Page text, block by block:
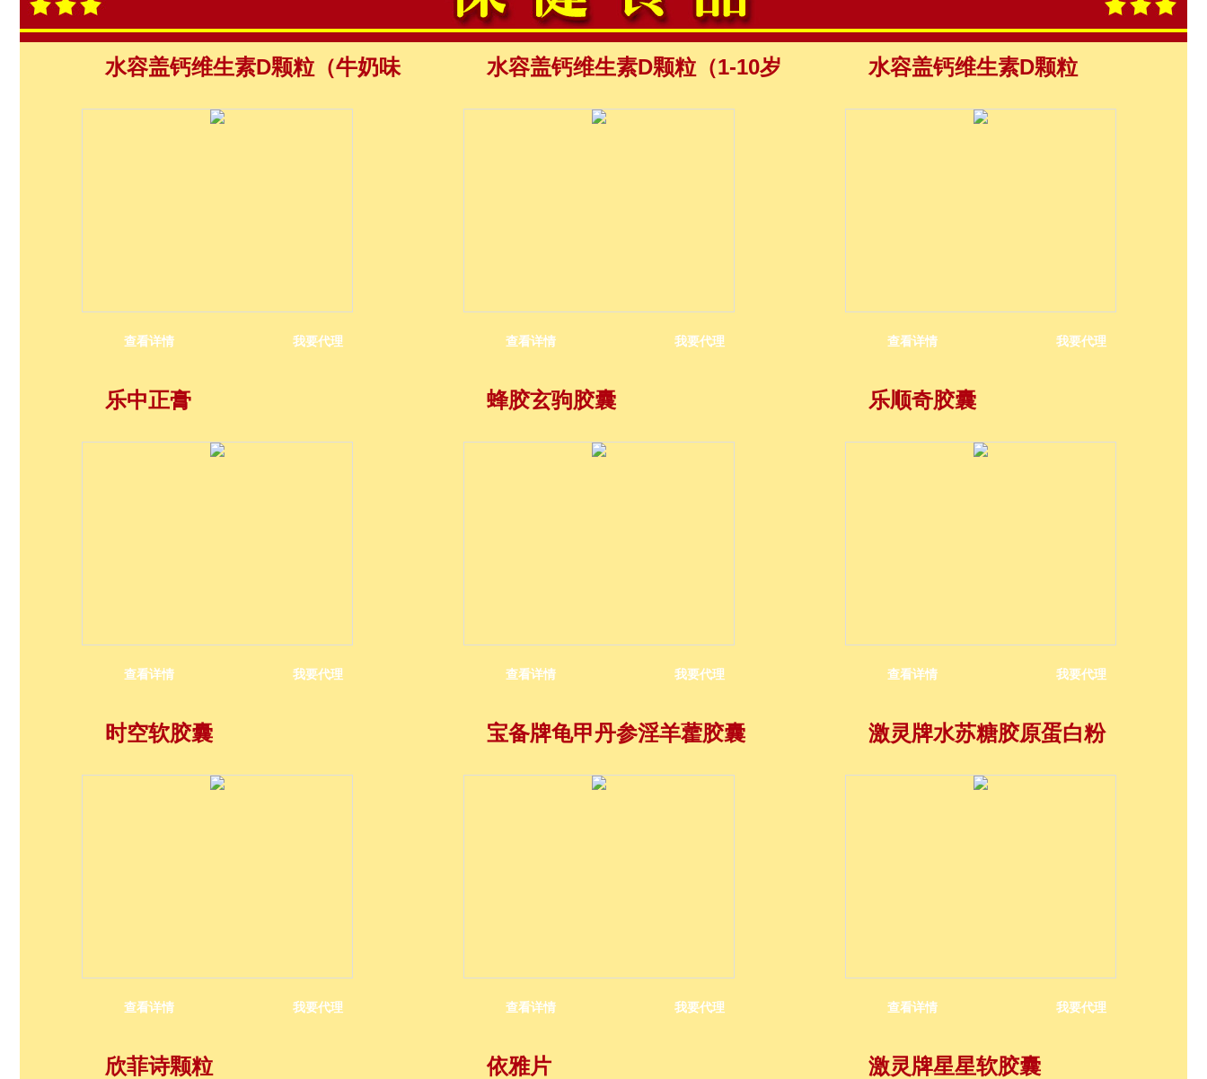
水容盖钙维生素D颗粒（牛奶味）
查看详情 我要代理
水容盖钙维生素D颗粒（1-10岁）
查看详情 我要代理
水容盖钙维生素D颗粒
查看详情 我要代理
乐中正膏
查看详情 我要代理
蜂胶玄驹胶囊
查看详情 我要代理
乐顺奇胶囊
查看详情 我要代理
时空软胶囊
查看详情 我要代理
宝备牌龟甲丹参淫羊藿胶囊
查看详情 我要代理
激灵牌水苏糖胶原蛋白粉
查看详情 我要代理
欣菲诗颗粒 依雅片 激灵牌星星软胶囊